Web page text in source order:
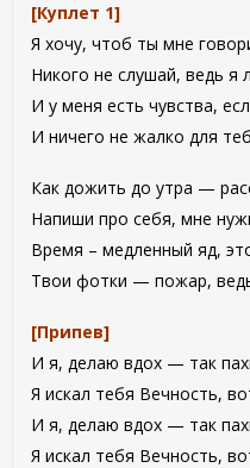
[Куплет 1]
Я хочу, чтоб ты мне
Никого не слушай, ведь я
И у меня есть чувства,
И ничего не жалко для
Как дожить до утра —
Напиши про себя, мне
Время – медленный яд,
Твои фотки — пожар,
[Припев]
И я, делаю вдох — так
Я искал тебя Вечность,
И я, делаю вдох — так
Я искал тебя Вечность,